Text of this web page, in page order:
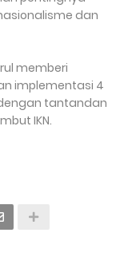
dan
memberi
implementasi 4
tantandan
IKN.